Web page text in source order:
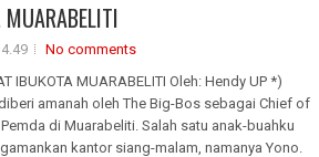
No comments
IBUKOTA MUARABELITI Oleh: Hendy UP *)
amanah oleh The Big-Bos sebagai Chief of
di Muarabeliti. Salah satu anak-buahku
kantor siang-malam, namanya Yono.